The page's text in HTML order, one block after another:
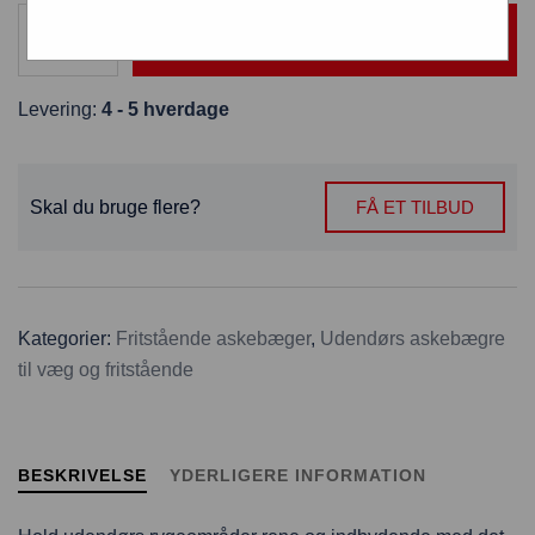
Levering: 4 - 5 hverdage
Skal du bruge flere? FÅ ET TILBUD
Kategorier: Fritstående askebæger, Udendørs askebægre
til væg og fritstående
BESKRIVELSE YDERLIGERE INFORMATION